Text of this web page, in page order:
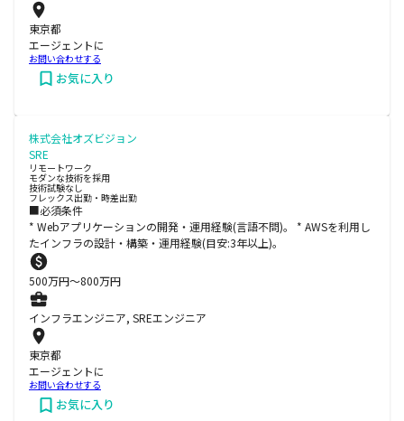
東京都
エージェントに
お問い合わせする
お気に入り
株式会社オズビジョン
SRE
リモートワーク
モダンな技術を採用
技術試験なし
フレックス出勤・時差出勤
■必須条件
* Webアプリケーションの開発・運用経験(言語不問)。 * AWSを利用し
たインフラの設計・構築・運用経験(目安:3年以上)。
500万円〜800万円
インフラエンジニア, SREエンジニア
東京都
エージェントに
お問い合わせする
お気に入り